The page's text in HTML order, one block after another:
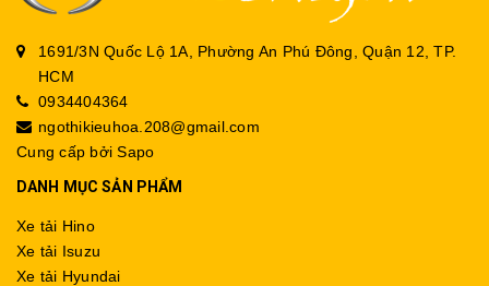
1691/3N Quốc Lộ 1A, Phường An Phú Đông, Quận 12, TP.
HCM
0934404364
ngothikieuhoa.208@gmail.com
Cung cấp bởiSapo
DANH MỤC SẢN PHẨM
Xe tải Hino
Xe tải Isuzu
Xe tải Hyundai